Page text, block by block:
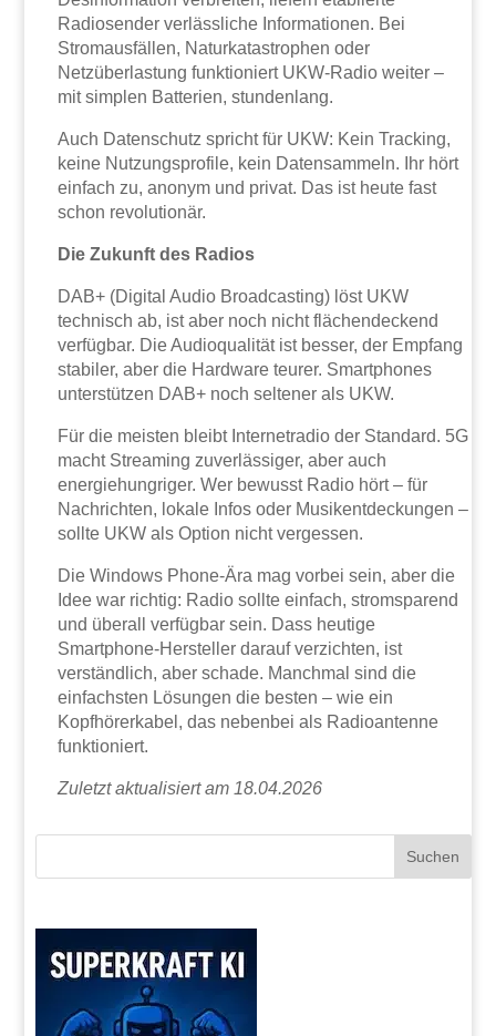
Radiosender verlässliche Informationen. Bei
Stromausfällen, Naturkatastrophen oder
Netzüberlastung funktioniert UKW-Radio weiter –
mit simplen Batterien, stundenlang.
Auch Datenschutz spricht für UKW: Kein Tracking,
keine Nutzungsprofile, kein Datensammeln. Ihr hört
einfach zu, anonym und privat. Das ist heute fast
schon revolutionär.
Die Zukunft des Radios
DAB+ (Digital Audio Broadcasting) löst UKW
technisch ab, ist aber noch nicht flächendeckend
verfügbar. Die Audioqualität ist besser, der Empfang
stabiler, aber die Hardware teurer. Smartphones
unterstützen DAB+ noch seltener als UKW.
Für die meisten bleibt Internetradio der Standard. 5G
macht Streaming zuverlässiger, aber auch
energiehungriger. Wer bewusst Radio hört – für
Nachrichten, lokale Infos oder Musikentdeckungen –
sollte UKW als Option nicht vergessen.
Die Windows Phone-Ära mag vorbei sein, aber die
Idee war richtig: Radio sollte einfach, stromsparend
und überall verfügbar sein. Dass heutige
Smartphone-Hersteller darauf verzichten, ist
verständlich, aber schade. Manchmal sind die
einfachsten Lösungen die besten – wie ein
Kopfhörerkabel, das nebenbei als Radioantenne
funktioniert.
Zuletzt aktualisiert am 18.04.2026